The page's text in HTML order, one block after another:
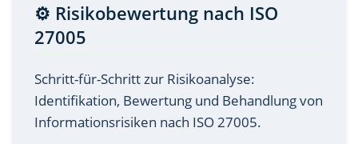
⚙️ Risikobewertung nach ISO
27005
Schritt-für-Schritt zur Risikoanalyse:
Identifikation, Bewertung und Behandlung von
Informationsrisiken nach ISO 27005.